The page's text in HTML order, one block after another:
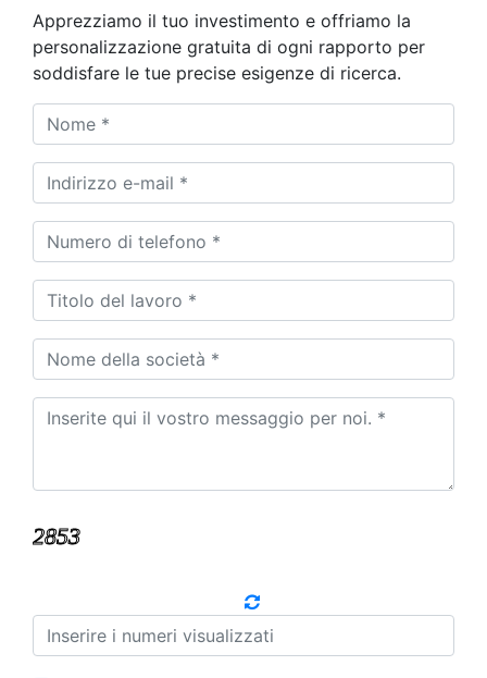
Apprezziamo il tuo investimento e offriamo la
personalizzazione gratuita di ogni rapporto per
soddisfare le tue precise esigenze di ricerca.